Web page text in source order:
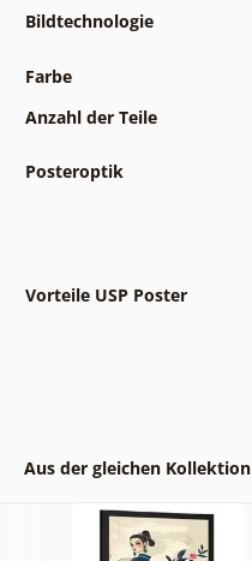
Bildtechnologie
Farbe
Anzahl der Teile
Posteroptik
Vorteile USP Poster
Aus der gleichen Kollektion